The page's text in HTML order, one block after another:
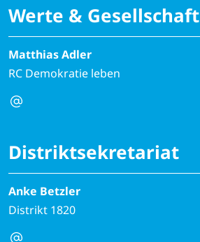
Werte & Gesellschaft
Matthias Adler
RC Demokratie leben
Distriktsekretariat
Anke Betzler
Distrikt 1820